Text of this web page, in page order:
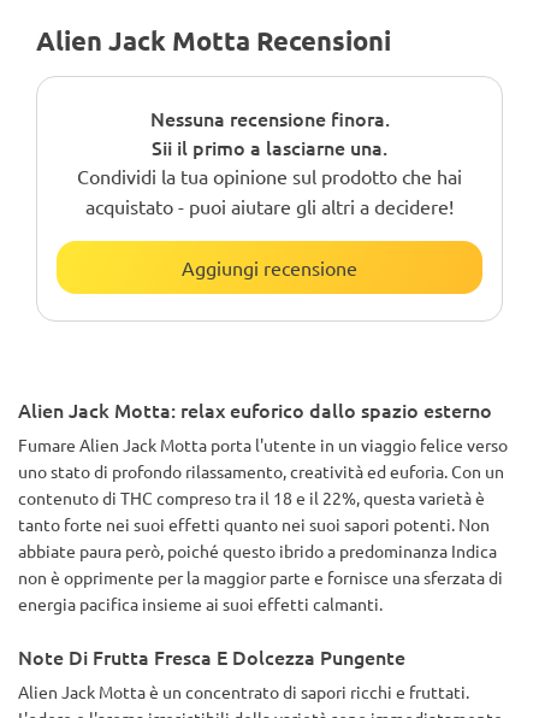
Alien Jack Motta Recensioni
Nessuna recensione finora.
Sii il primo a lasciarne una.
Condividi la tua opinione sul prodotto che hai
acquistato - puoi aiutare gli altri a decidere!
Aggiungi recensione
Alien Jack Motta: relax euforico dallo spazio esterno
Fumare Alien Jack Motta porta l'utente in un viaggio felice verso
uno stato di profondo rilassamento, creatività ed euforia. Con un
contenuto di THC compreso tra il 18 e il 22%, questa varietà è
tanto forte nei suoi effetti quanto nei suoi sapori potenti. Non
abbiate paura però, poiché questo ibrido a predominanza Indica
non è opprimente per la maggior parte e fornisce una sferzata di
energia pacifica insieme ai suoi effetti calmanti.
Note Di Frutta Fresca E Dolcezza Pungente
Alien Jack Motta è un concentrato di sapori ricchi e fruttati.